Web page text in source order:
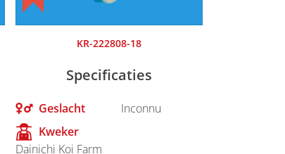
KR-222808-18
Specificaties
Geslacht
Inconnu
Kweker
Dainichi Koi Farm